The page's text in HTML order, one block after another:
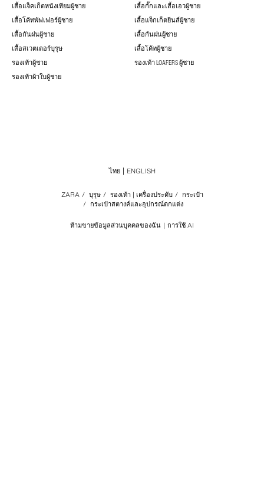
เสื้อแจ็คเก็ตหนังเทียมผู้ชาย
เสื้อกั๊กและเสื้อเอวผู้ชาย
เสื้อโค้ทพัฟเฟอร์ผู้ชาย
เสื้อแจ็กเก็ตยีนส์ผู้ชาย
เสื้อกันฝนผู้ชาย
เสื้อกันฝนผู้ชาย
เสื้อสเวตเตอร์บุรุษ
เสื้อโค้ทผู้ชาย
รองเท้าผู้ชาย
รองเท้า LOAFERS ผู้ชาย
รองเท้าผ้าใบผู้ชาย
ห้ามขายข้อมูลส่วนบุคคลของฉัน การใช้ AI
ZARA / บุรุษ / รองเท้า | เครื่องประดับ / กระเป๋า
/ กระเป๋าสตางค์และอุปกรณ์ตกแต่ง
ไทย ENGLISH